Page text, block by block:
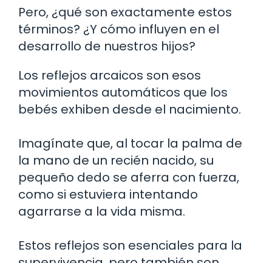
Pero, ¿qué son exactamente estos
términos? ¿Y cómo influyen en el
desarrollo de nuestros hijos?
Los reflejos arcaicos son esos
movimientos automáticos que los
bebés exhiben desde el nacimiento.
Imagínate que, al tocar la palma de
la mano de un recién nacido, su
pequeño dedo se aferra con fuerza,
como si estuviera intentando
agarrarse a la vida misma.
Estos reflejos son esenciales para la